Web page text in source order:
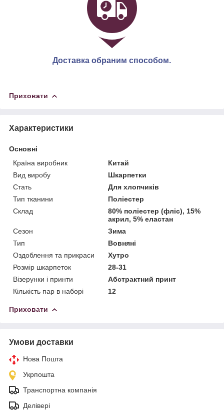
Доставка обраним способом.
Приховати
Характеристики
Основні
Країна виробник
Китай
Вид виробу
Шкарпетки
Стать
Для хлопчиків
Тип тканини
Поліестер
Склад
80% поліестер (фліс), 15%
акрил, 5% еластан
Сезон
Зима
Тип
Вовняні
Оздоблення та прикраси
Хутро
Розмір шкарпеток
28-31
Візерунки і принти
Абстрактний принт
Кількість пар в наборі
12
Приховати
Умови доставки
Нова Пошта
Укрпошта
Транспортна компанія
Делівері